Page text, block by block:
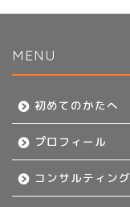
MENU
初めてのかたへ
プロフィール
コンサルティング